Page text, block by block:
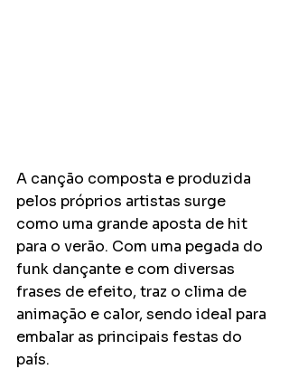
A canção composta e produzida
pelos próprios artistas surge
como uma grande aposta de hit
para o verão. Com uma pegada do
funk dançante e com diversas
frases de efeito, traz o clima de
animação e calor, sendo ideal para
embalar as principais festas do
país.